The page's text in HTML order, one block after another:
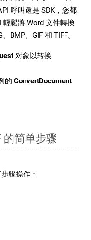
呼叫還是 SDK，您都
輕鬆將 Word 文件轉換
BMP、GIF 和 TIFF。
对象以转换
的 ConvertDocument
的简单步骤
骤操作：